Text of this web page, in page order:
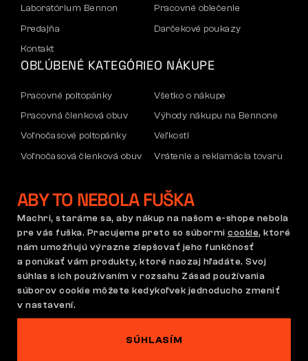
Laboratórium Bennon
Predajňa
Kontakt
Pracovné oblečenie
Darčekové poukazy
OBĽÚBENÉ KATEGÓRIE
Pracovné poltopánky
Pracovná členková obuv
Voľnočasové poltopánky
Voľnočasová členková obuv
Mikiny
O NÁKUPE
Všetko o nákupe
Výhody nákupu na Bennone
Veľkosti
Vrátenie a reklamácia tovaru
Firemný účet
Reklamácia a záruka
Obchodné podmienky
Reklamačný poriadok
Nastavenie súborov cookie
GDPR
ABY TO NEBOLA FUŠKA
Machri, staráme sa, aby nákup na našom e-shope nebola
pre vás fuška. Pracujeme preto so súbormi cookie, ktoré
nám umožňujú výrazne zlepšovať jeho funkčnosť
a ponúkať vám produkty, ktoré naozaj hľadáte. Svoj
súhlas s ich používaním v rozsahu Zásad používania
súborov cookie môžete kedykoľvek jednoducho zmeniť
v nastavení.
SÚHLASÍM